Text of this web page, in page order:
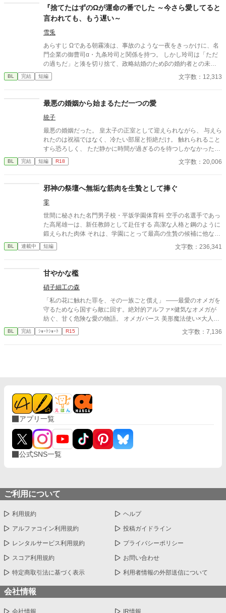
底知れぬ静かな波長は、世界で唯一、彼の苦痛を完全に溶かすこ
とができるものだった。 「お前は、俺の専属の導き手になるん
だ」 痛みを癒やしたことで、冷酷なはずの最強教官から底なしの
執着と溺愛を向けられるようになり――！？ 孤独な二人の魂が共
鳴する、極上の救済と溺愛の学園ファンタジー。 ※センチネルバ
ースをベースにした独自設定（特異覚醒者×導き手）です。
『捨てたはずのΩが運命の番でした ～今さら愛してると
言われても、もう遅い～
雪兎
あらすじ Ωである朝霧湊は、事故のような一夜をきっかけに、名
門企業の御曹司α・九条玲司と関係を持つ。 しかし玲司は「ただ
の過ちだ」と湊を切り捨て、政略結婚のためβの婚約者との未来
を選んだ。 深く傷ついた湊は、彼の前から姿を消す。 数か月後―
―。 湊の身体は、これまで誰も知らなかった希少な『遅咲きΩ』
たと知る。 「戻ってきてくれ」 今さら必死に追いかけてくる玲
司。 だが湊の隣には、自分を支え続けてくれた医師のα・神崎伊
織がいた。 「あなたは俺を捨てたでしょう」 後悔に苦しむα、執
着する第二のα、そして希少Ωを巡る陰謀。 もう二度と傷つきた
くないΩが最後に選ぶ相手とは――。 捨てた側の後悔と執着が加
速する、すれ違いオメガバースBL。
BL 完結 短編 文字数：12,313
最悪の婚姻から始まるただ一つの愛
統子
最悪の婚姻だった。 皇太子の正室として迎えられながら、 与えら
れたのは祝福ではなく、冷たい部屋と拒絶だけ。 触れられること
すら恐ろしく、 ただ静かに時間が過ぎるのを待つしかなかった。
けれど—— 差し出された手は、思っていたものとは違っていた。
無理に触れない。 急がない。 ただ、こちらの様子を確かめるよう
り前になり、 言葉を交わす時間が、夜の習慣になっていた。 触れ
られるたびに怖さは消え、 代わりに残るのは、離れがたい温も
り。 これは、最悪の婚姻から始まった関係が、 やがて“ただ一
人”へと変わっていく物語。 望まれなかったはずのはじまりが、
いつしか、何よりも大切なものになるまでの—— 静かで、優し
い、溺れるような愛の記録。
BL 完結 短編 R18 文字数：20,006
邪神の祭壇へ無垢な筋肉を生贄として捧ぐ
零
世間に秘された名門男子校・平坂学園体育科 空手の名選手であっ
た高尾雄一は、新任教師として赴任する 高潔な人格と鋼のように
鍛えられた肉体 それは、学園にとって最高の生贄の候補に他なら
なかった 至高の筋肉を持つ、精神を削られ意志をなくした青年を
太古の神に捧げるため、“水”、“風”、“土”の信奉者達が暗躍する 意
校で繰り広げられるダークファンタジー
BL 連載中 短編 文字数：236,341
甘やかな檻
硝子細工の森
「私の花に触れた罪を、その一族ごと償え」 ――最愛のオメガを
守るためなら国すら敵に回す。絶対的アルファ×健気なオメガが
紡ぐ、甘く危険な愛の物語。 オメガバース 美形魔法使い×大人し
い異世界転移者元司書 魔法世界×獣人世界
BL 完結 ｼｮｰﾄｼｮｰﾄ R15 文字数：7,136
アプリ一覧
公式SNS一覧
ご利用について
利用規約 ヘルプ
アルファコイン利用規約 投稿ガイドライン
レンタルサービス利用規約 プライバシーポリシー
スコア利用規約 お問い合わせ
特定商取引法に基づく表示 利用者情報の外部送信について
会社情報
会社情報 IR情報